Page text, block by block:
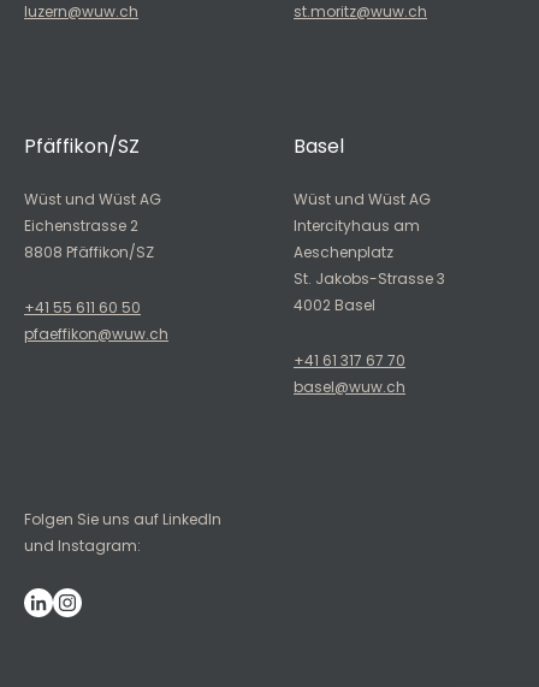
luzern@wuw.ch
st.moritz@wuw.ch
Pfäffikon/SZ
Wüst und Wüst AG
Eichenstrasse 2
8808 Pfäffikon/SZ
+41 55 611 60 50
pfaeffikon@wuw.ch
Basel
Wüst und Wüst AG
Intercityhaus am
Aeschenplatz
St. Jakobs-Strasse 3
4002 Basel
+41 61 317 67 70
basel@wuw.ch
Folgen Sie uns auf LinkedIn
und Instagram: